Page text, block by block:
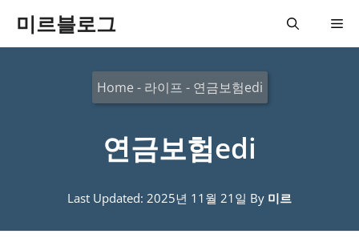
미르블로그 메
Home - 라이프 - 연금보험edi
연금보험edi
Last Updated: 2025년 11월 21일 By 미르